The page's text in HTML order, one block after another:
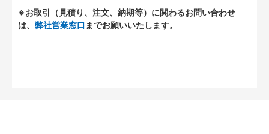
※お取引（見積り、注文、納期等）に関わるお問い合わせ
は、 弊社営業窓口 までお願いいたします。